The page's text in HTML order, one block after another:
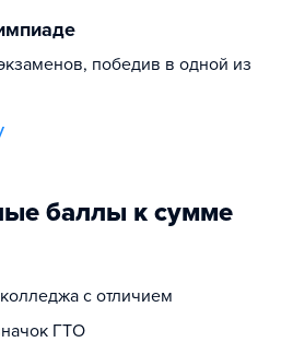
победив в одной из
баллы к сумме
с отличием
ГТО